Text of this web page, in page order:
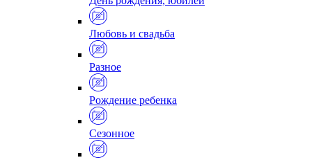
Любовь и свадьба
Разное
Рождение ребенка
Сезонное